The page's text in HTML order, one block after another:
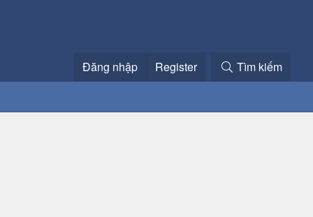
Đăng nhập Register Tìm kiếm